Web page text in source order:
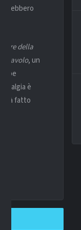
della
Diavolo, un
è
già fatto